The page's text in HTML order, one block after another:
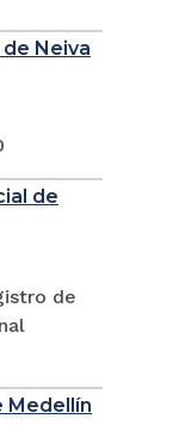
Neiva
de
de
Medellín